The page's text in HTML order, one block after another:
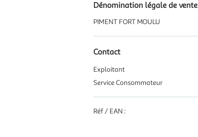
Dénomination légale de vente
PIMENT FORT MOULU
Contact
Exploitant
Service Consommateur
Réf / EAN :